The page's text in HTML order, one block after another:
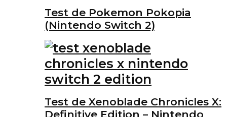
Test de Pokemon Pokopia
(Nintendo Switch 2)
Test de Xenoblade Chronicles X:
Definitive Edition – Nintendo